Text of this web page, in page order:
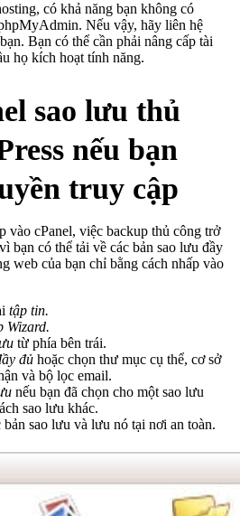
có khả năng bạn không có
Nếu vậy, hãy liên hệ
Bạn có thể cần phải nâng cấp tài
họ kích hoạt tính năng.
sao lưu thủ
nếu bạn
truy cập
vào cPanel, việc backup thủ công trở
bạn có thể tải về các bản sao lưu đầy
web của bạn chỉ bằng cách nhấp vào
tập tin.
Wizard.
từ phía bên trái.
đủ hoặc chọn thư mục cụ thể, cơ sở
và bộ lọc email.
nếu bạn đã chọn cho một sao lưu
sao lưu khác.
sao lưu và lưu nó tại nơi an toàn.